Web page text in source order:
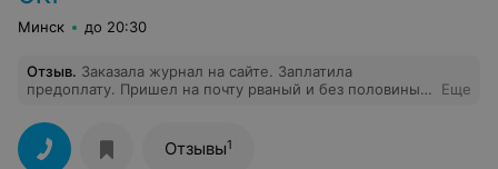
стараться обходить этот магазин стороной.
Минск до 20:30
Отзыв. Заказала журнал на сайте. Заплатила
предоплату. Пришел на почту рваный и без половины
Еще
Отзывы1